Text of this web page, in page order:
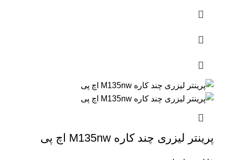
پرینتر لیزری چند کاره M135nw اچ پی